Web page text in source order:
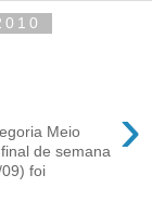
›
Meio
de semana
foi